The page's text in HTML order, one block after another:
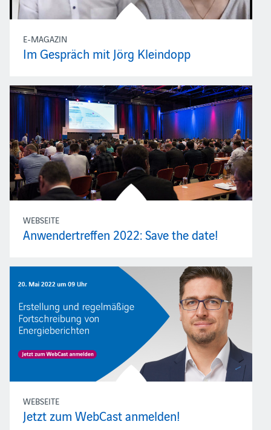
E-MAGAZIN
Im Gespräch mit Jörg Kleindopp
WEBSEITE
Anwendertreffen 2022: Save the date!
WEBSEITE
Jetzt zum WebCast anmelden!